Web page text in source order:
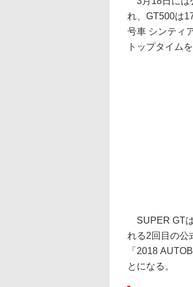
れ、GT500は
号車 シンティ
トップタイム
SUPER GT
れる2回目の公
「2018
とになる。